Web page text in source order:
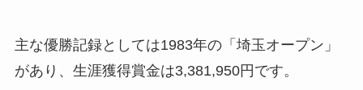
主な優勝記録としては1983年の「埼玉オープン」
があり、生涯獲得賞金は3,381,950円です。